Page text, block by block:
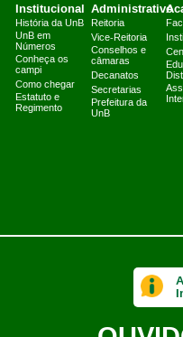
Institucional
História da UnB
UnB em
Números
Conheça os
campi
Como chegar
Estatuto e
Regimento
Administrativo
Reitoria
Vice-Reitoria
Conselhos e
câmaras
Decanatos
Secretarias
Prefeitura da
UnB